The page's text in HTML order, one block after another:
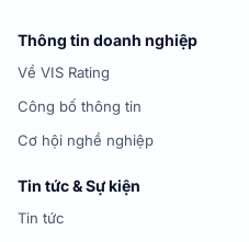
Thông tin doanh nghiệp
Về VIS Rating
Công bố thông tin
Cơ hội nghề nghiệp
Tin tức & Sự kiện
Tin tức